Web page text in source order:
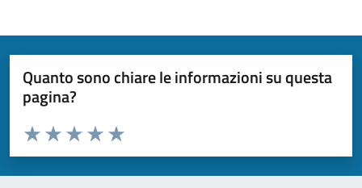
Quanto sono chiare le informazioni su questa
pagina?
Domanda
Valuta da 1 a 5 stelle la pagina
Valuta 5 stelle su 5
Valuta 4 stelle su 5
Valuta 3 stelle su 5
Valuta 2 stelle su 5
Valuta 1 stelle su 5